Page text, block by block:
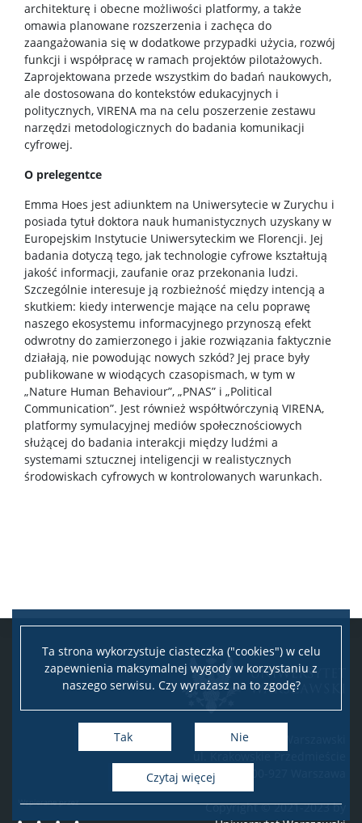
Ta strona wykorzystuje ciasteczka ("cookies") w celu
zapewnienia maksymalnej wygody w korzystaniu z
naszego serwisu. Czy wyrażasz na to zgodę?
Tak Nie
Czytaj więcej
architekturę i obecne możliwości platformy, a także
omawia planowane rozszerzenia i zachęca do
zaangażowania się w dodatkowe przypadki użycia, rozwój
funkcji i współpracę w ramach projektów pilotażowych.
Zaprojektowana przede wszystkim do badań naukowych,
ale dostosowana do kontekstów edukacyjnych i
politycznych, VIRENA ma na celu poszerzenie zestawu
narzędzi metodologicznych do badania komunikacji
cyfrowej.
O prelegentce
Emma Hoes jest adiunktem na Uniwersytecie w Zurychu i
posiada tytuł doktora nauk humanistycznych uzyskany w
Europejskim Instytucie Uniwersyteckim we Florencji. Jej
badania dotyczą tego, jak technologie cyfrowe kształtują
jakość informacji, zaufanie oraz przekonania ludzi.
Szczególnie interesuje ją rozbieżność między intencją a
skutkiem: kiedy interwencje mające na celu poprawę
naszego ekosystemu informacyjnego przynoszą efekt
odwrotny do zamierzonego i jakie rozwiązania faktycznie
działają, nie powodując nowych szkód? Jej prace były
publikowane w wiodących czasopismach, w tym w
„Nature Human Behaviour”, „PNAS” i „Political
Communication”. Jest również współtwórczynią VIRENA,
platformy symulacyjnej mediów społecznościowych
służącej do badania interakcji między ludźmi a
systemami sztucznej inteligencji w realistycznych
środowiskach cyfrowych w kontrolowanych warunkach.
Uniwersytet Warszawski
ul. Krakowskie Przedmieście
Copyright © 2021-2023 by